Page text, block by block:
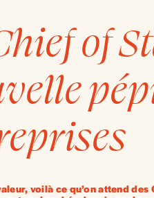
of
voilà ce qu’on attend